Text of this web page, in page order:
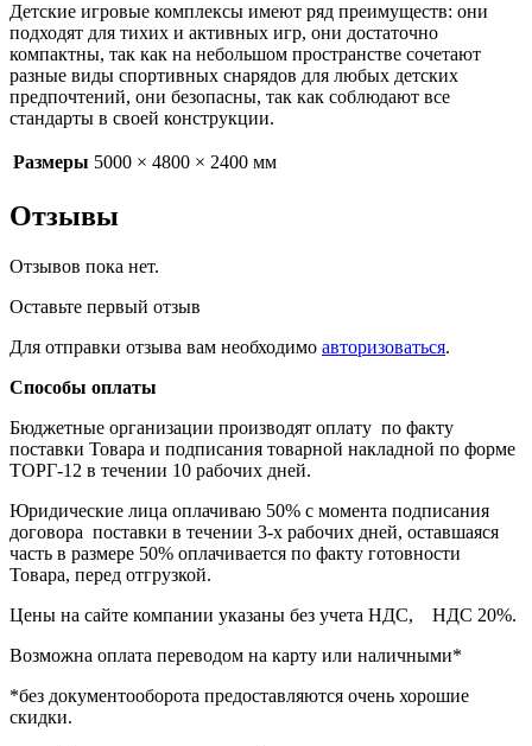
Детские игровые комплексы имеют ряд преимуществ: они
подходят для тихих и активных игр, они достаточно
компактны, так как на небольшом пространстве сочетают
разные виды спортивных снарядов для любых детских
предпочтений, они безопасны, так как соблюдают все
стандарты в своей конструкции.
Размеры 5000 × 4800 × 2400 мм
Отзывы
Отзывов пока нет.
Оставьте первый отзыв
Для отправки отзыва вам необходимо авторизоваться.
Способы оплаты
Бюджетные организации производят оплату по факту
поставки Товара и подписания товарной накладной по форме
ТОРГ-12 в течении 10 рабочих дней.
Юридические лица оплачиваю 50% с момента подписания
договора поставки в течении 3-х рабочих дней, оставшаяся
часть в размере 50% оплачивается по факту готовности
Товара, перед отгрузкой.
Цены на сайте компании указаны без учета НДС, НДС 20%.
Возможна оплата переводом на карту или наличными*
*без документооборота предоставляются очень хорошие
скидки.